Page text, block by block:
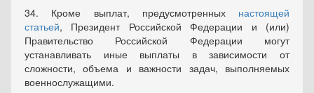
34. Кроме выплат, предусмотренных настоящей
статьей, Президент Российской Федерации и (или)
Правительство Российской Федерации могут
устанавливать иные выплаты в зависимости от
сложности, объема и важности задач, выполняемых
военнослужащими.